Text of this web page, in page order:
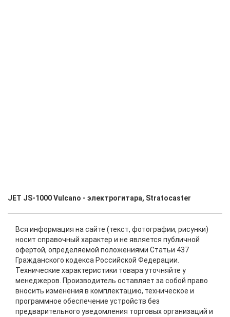
JET JS-1000 Vulcano - электрогитара, Stratocaster
Вся информация на сайте (текст, фотографии, рисунки)
носит справочный характер и не является публичной
офертой, определяемой положениями Статьи 437
Гражданского кодекса Российской Федерации.
Технические характеристики товара уточняйте у
менеджеров. Производитель оставляет за собой право
вносить изменения в комплектацию, техническое и
программное обеспечение устройств без
предварительного уведомления торговых организаций и